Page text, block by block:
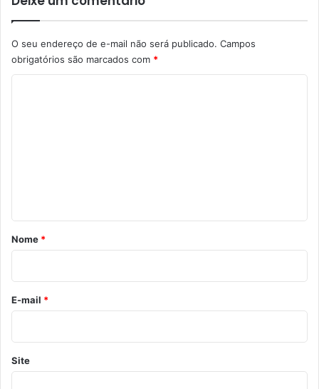
O seu endereço de e-mail não será publicado. Campos
obrigatórios são marcados com *
r
o
*
Nome *
E-mail *
Site